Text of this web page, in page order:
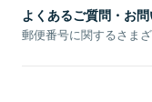
よくあるご質問・お
郵便番号に関するさま